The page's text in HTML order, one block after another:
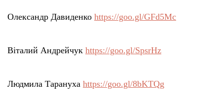
Олександр Давиденко https://goo.gl/GFd5Mc
Віталий Андрейчук https://goo.gl/SpsrHz
Людмила Тарануха https://goo.gl/8bKTQg